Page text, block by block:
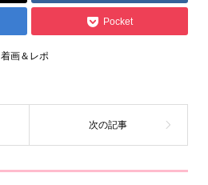
Pocket
着画＆レポ